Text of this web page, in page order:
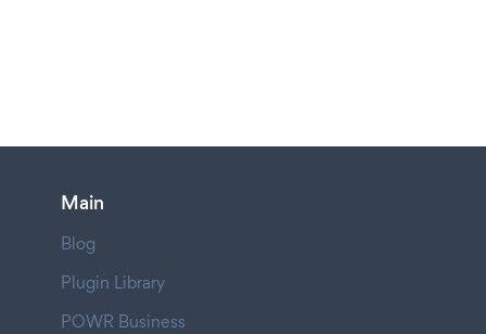
Main
Blog
Plugin Library
POWR Business